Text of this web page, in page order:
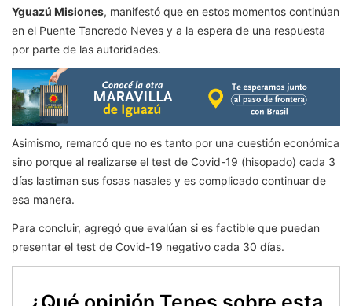
Yguazú Misiones, manifestó que en estos momentos continúan
en el Puente Tancredo Neves y a la espera de una respuesta
por parte de las autoridades.
Asimismo, remarcó que no es tanto por una cuestión económica
sino porque al realizarse el test de Covid-19 (hisopado) cada 3
días lastiman sus fosas nasales y es complicado continuar de
esa manera.
Para concluir, agregó que evalúan si es factible que puedan
presentar el test de Covid-19 negativo cada 30 días.